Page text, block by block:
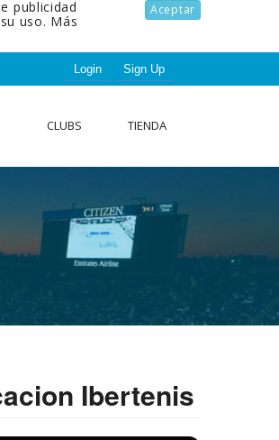
Aceptar
publicidad
uso. Más
Login Sign Up
CLUBS TIENDA
Ibertenis